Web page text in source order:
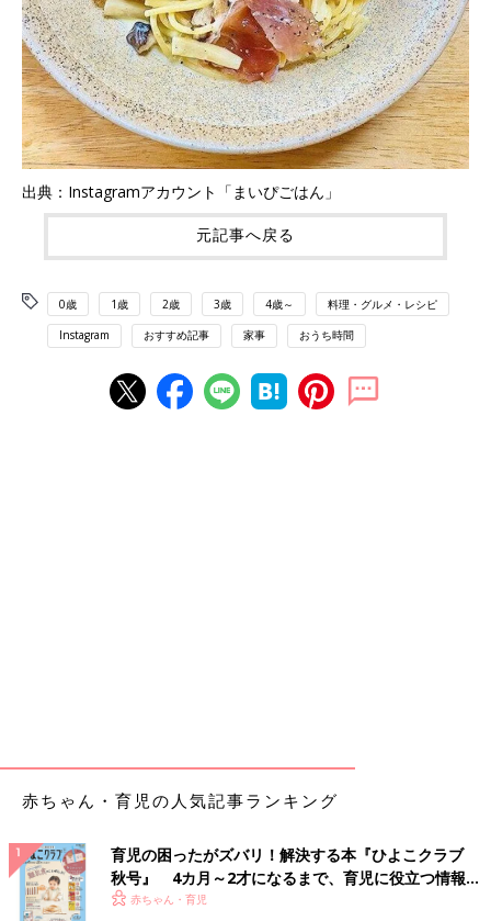
出典：Instagramアカウント「まいぴごはん」
元記事へ戻る
0歳 1歳 2歳 3歳 4歳～ 料理・グルメ・レシピ
Instagram おすすめ記事 家事 おうち時間
赤ちゃん・育児の人気記事ランキング
育児の困ったがズバリ！解決する本『ひよこクラブ
秋号』 4カ月～2才になるまで、育児に役立つ情報が
いっぱい！
赤ちゃん・育児